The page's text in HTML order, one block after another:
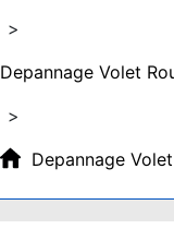
>
Depannage Volet
>
Depannage